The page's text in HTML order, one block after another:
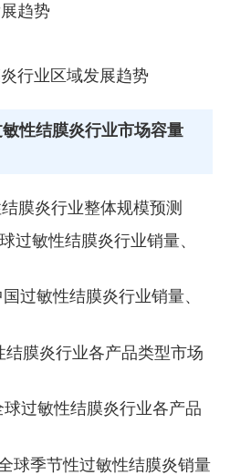
趋势
行业区域发展趋势
性结膜炎行业市场容量
膜炎行业整体规模预测
过敏性结膜炎行业销量、
过敏性结膜炎行业销量、
膜炎行业各产品类型市场
过敏性结膜炎行业各产品
球季节性过敏性结膜炎销量